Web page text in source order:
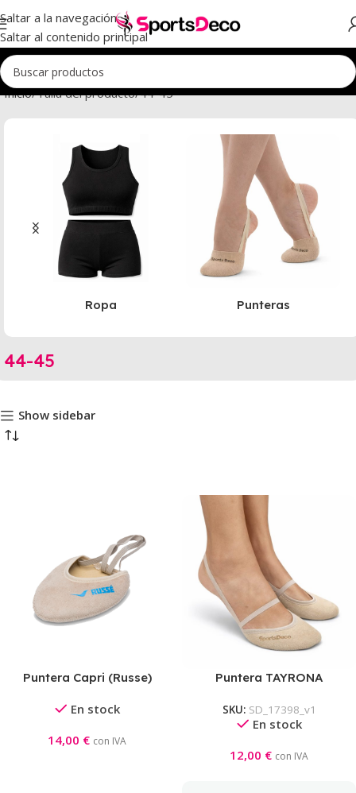
Saltar a la navegación
Saltar al contenido principal
Inicio Talla del producto 44-45
Ropa Punteras
44-45
Show sidebar
Puntera Capri (Russe)
En stock
14,00 € con IVA
Puntera TAYRONA
SKU: SD_17398_v1
En stock
12,00 € con IVA